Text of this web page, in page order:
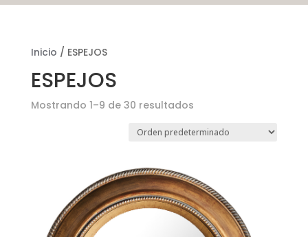
Inicio / ESPEJOS
ESPEJOS
Mostrando 1–9 de 30 resultados